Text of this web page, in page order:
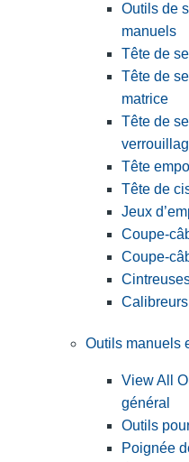
Outils de
manuels
Tête de
Tête de
matrice
Tête de
Tête
Tête de
Jeux
Coupe-
Coupe-
Calibreurs
Outils manuels
View All
général
Outils
Poignée